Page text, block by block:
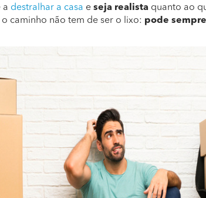
a destralhar a casa e seja realista quanto ao
caminho não tem de ser o lixo: pode